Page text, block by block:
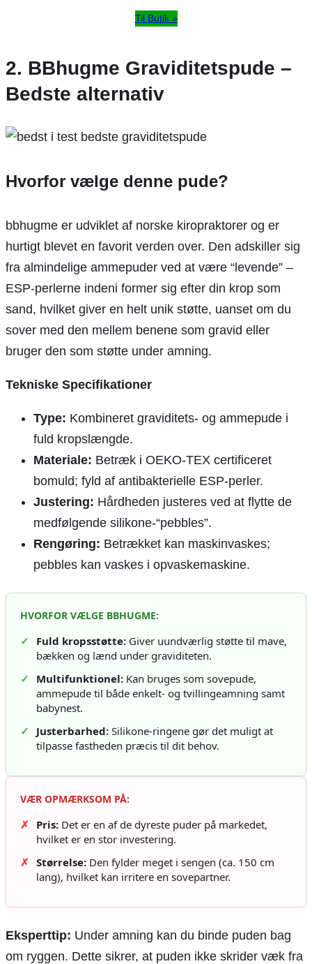
Til Butik »
2. BBhugme Graviditetspude –
Bedste alternativ
Hvorfor vælge denne pude?
bbhugme er udviklet af norske kiropraktorer og er
hurtigt blevet en favorit verden over. Den adskiller sig
fra almindelige ammepuder ved at være “levende” –
ESP-perlerne indeni former sig efter din krop som
sand, hvilket giver en helt unik støtte, uanset om du
sover med den mellem benene som gravid eller
bruger den som støtte under amning.
Tekniske Specifikationer
Type: Kombineret graviditets- og ammepude i
fuld kropslængde.
Materiale: Betræk i OEKO-TEX certificeret
bomuld; fyld af antibakterielle ESP-perler.
Justering: Hårdheden justeres ved at flytte de
medfølgende silikone-“pebbles”.
Rengøring: Betrækket kan maskinvaskes;
pebbles kan vaskes i opvaskemaskine.
HVORFOR VÆLGE BBHUGME:
✓ Fuld kropsstøtte: Giver uundværlig støtte til mave,
bækken og lænd under graviditeten.
✓
Multifunktionel: Kan bruges som sovepude,
ammepude til både enkelt- og tvillingeamning samt
babynest.
✓
Justerbarhed: Silikone-ringene gør det muligt at
tilpasse fastheden præcis til dit behov.
VÆR OPMÆRKSOM PÅ:
✗ Pris: Det er en af de dyreste puder på markedet,
hvilket er en stor investering.
✗ Størrelse: Den fylder meget i sengen (ca. 150 cm
lang), hvilket kan irritere en sovepartner.
Eksperttip: Under amning kan du binde puden bag
om ryggen. Dette sikrer, at puden ikke skrider væk fra